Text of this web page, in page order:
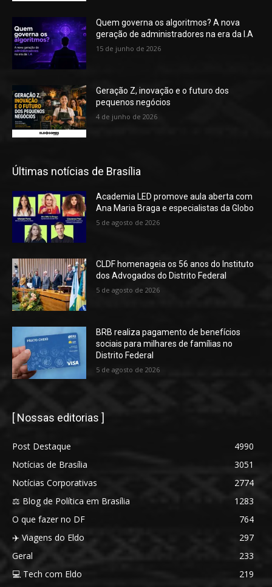
Quem governa os algoritmos? A nova
geração de administradores na era da I.A
15 de junho de 2026
Geração Z, inovação e o futuro dos
pequenos negócios
4 de junho de 2026
Últimas notícias de Brasília
Academia LED promove aula aberta com
Ana Maria Braga e especialistas da Globo
5 de agosto de 2026
CLDF homenageia os 56 anos do Instituto
dos Advogados do Distrito Federal
5 de agosto de 2026
BRB realiza pagamento de benefícios
sociais para milhares de famílias no
Distrito Federal
5 de agosto de 2026
[ Nossas editorias ]
Post Destaque
4990
Notícias de Brasília
3051
Notícias Corporativas
2774
⚖️ Blog de Política em Brasília
1283
O que fazer no DF
764
✈️ Viagens do Eldo
297
Geral
233
💻 Tech com Eldo
219